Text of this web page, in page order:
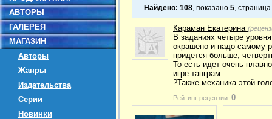
АВТОРЫ
ГАЛЕРЕЯ
МАГАЗИН
Авторы
Жанры
Издательства
Серии
Новинки
Найдено: 108, показано 5, страница
Караман Екатерина
В заданиях четыре
окрашено и надо самому
придется больше,
То есть идет очень
игре танграм.
?Также механика этой
Рейтинг рецензии: 0